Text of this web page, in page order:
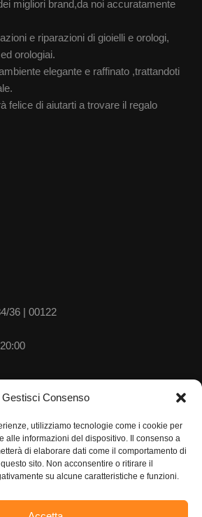
Gestisci Consenso
utilizziamo tecnologie come i cookie per
alle informazioni del dispositivo. Il consenso a
di elaborare dati come il comportamento di
sito. Non acconsentire o ritirare il
su alcune caratteristiche e funzioni.
migliori brand,da noi accuratamente
e riparazioni di gioielli e orologi,
orologiai.
elegante e raffinato ,trattandoti
felice di aiutarti a trovare il regalo
36 | 00122
| 00122